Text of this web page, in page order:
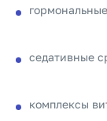
седативные
комплексы